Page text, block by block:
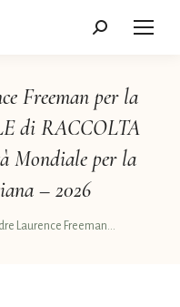
Cerca:
Freeman per la
di RACCOLTA
Mondiale per la
– 2026
Laurence Freeman…